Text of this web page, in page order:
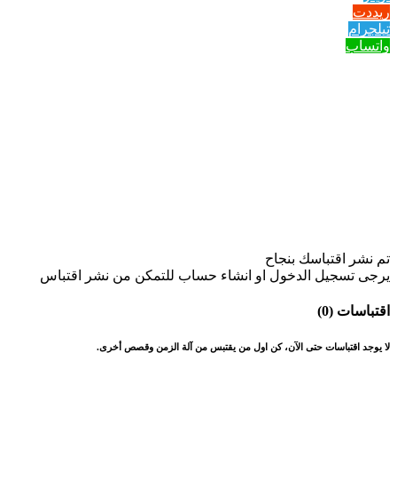
ريددت
تيلجرام
واتساب
تم نشر اقتباسك بنجاح
يرجى تسجيل الدخول او انشاء حساب للتمكن من نشر اقتباس
اقتباسات (0)
لا يوجد اقتباسات حتى الآن، كن اول من يقتبس من آلة الزمن وقصص أخرى.